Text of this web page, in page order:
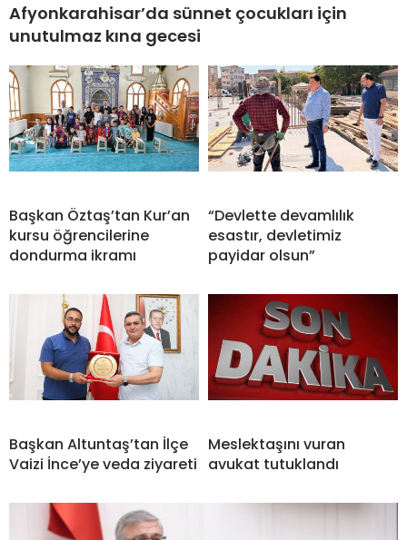
Afyonkarahisar’da sünnet çocukları için
unutulmaz kına gecesi
Başkan Öztaş’tan Kur’an
kursu öğrencilerine
dondurma ikramı
“Devlette devamlılık
esastır, devletimiz
payidar olsun”
Başkan Altuntaş’tan İlçe
Vaizi İnce’ye veda ziyareti
Meslektaşını vuran
avukat tutuklandı